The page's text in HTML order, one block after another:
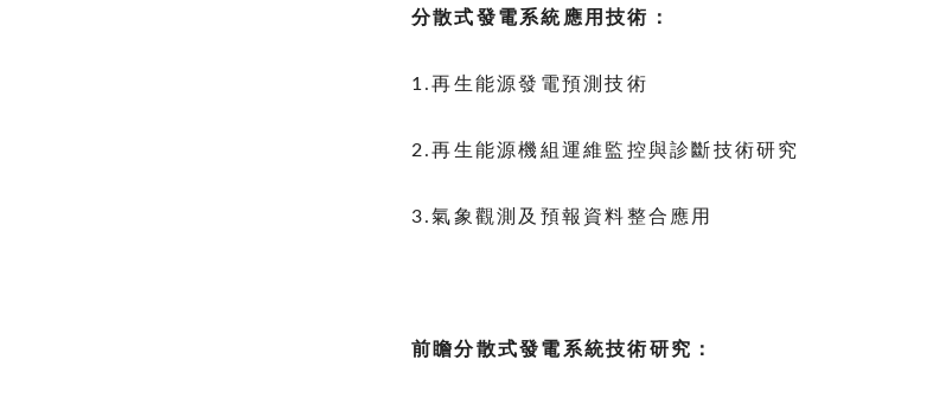
分散式發電系統應用技術：
1.再生能源發電預測技術
2.再生能源機組運維監控與診斷技術研究
3.氣象觀測及預報資料整合應用
前瞻分散式發電系統技術研究：